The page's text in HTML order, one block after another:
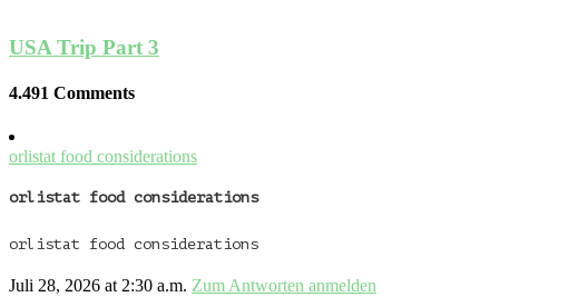
USA Trip Part 3
4.491 Comments
orlistat food considerations
orlistat food considerations
orlistat food considerations
Juli 28, 2026 at 2:30 a.m. Zum Antworten anmelden